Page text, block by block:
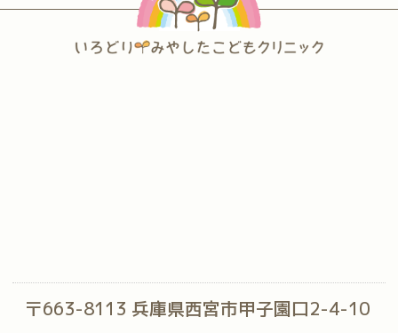
〒663-8113 兵庫県西宮市甲子園口2-4-10